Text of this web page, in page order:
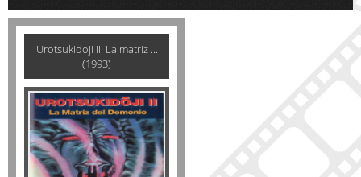
Urotsukidoji II: La matriz ...
(1993)